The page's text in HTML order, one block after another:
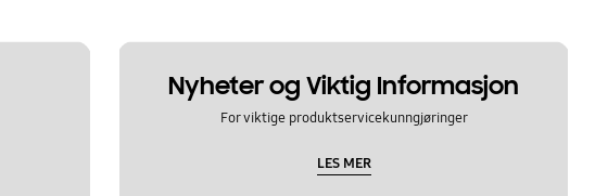
Nyheter og Viktig Informasjon
For viktige produktservicekunngjøringer
LES MER